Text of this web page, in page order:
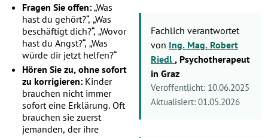
Fragen Sie offen: „Was
hast du gehört?“, „Was
beschäftigt dich?“, „Wovor
hast du Angst?“, „Was
würde dir jetzt helfen?“
Hören Sie zu, ohne sofort
zu korrigieren: Kinder
brauchen nicht immer
sofort eine Erklärung. Oft
brauchen sie zuerst
jemanden, der ihre
Fachlich verantwortet
von Ing. Mag. Robert
Riedl , Psychotherapeut
in Graz
Veröffentlicht: 10.06.2025
Aktualisiert: 01.05.2026